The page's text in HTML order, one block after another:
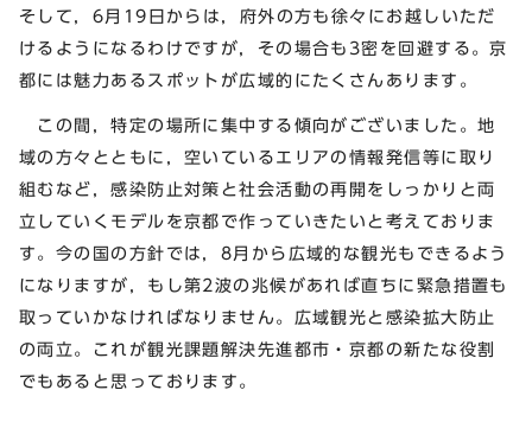
そして，6月19日からは，府外の方も徐々にお越しいただ
けるようになるわけですが，その場合も3密を回避する。京
都には魅力あるスポットが広域的にたくさんあります。
この間，特定の場所に集中する傾向がございました。地
域の方々とともに，空いているエリアの情報発信等に取り
組むなど，感染防止対策と社会活動の再開をしっかりと両
立していくモデルを京都で作っていきたいと考えておりま
す。今の国の方針では，8月から広域的な観光もできるよう
になりますが，もし第2波の兆候があれば直ちに緊急措置も
取っていかなければなりません。広域観光と感染拡大防止
の両立。これが観光課題解決先進都市・京都の新たな役割
でもあると思っております。